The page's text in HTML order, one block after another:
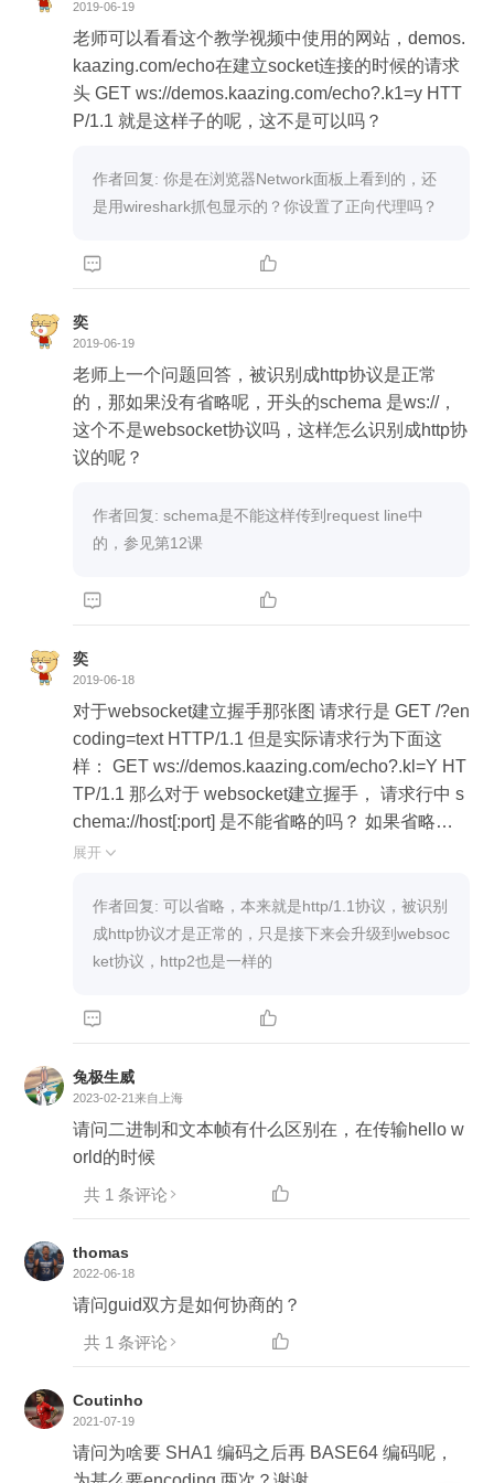

2019-06-19
老师可以看看这个教学视频中使用的网站，demos.
kaazing.com/echo在建立socket连接的时候的请求
头 GET ws://demos.kaazing.com/echo?.k1=y HTT
P/1.1 就是这样子的呢，这不是可以吗？
作者回复: 你是在浏览器Network面板上看到的，还
是用wireshark抓包显示的？你设置了正向代理吗？
 
奕
2019-06-19
老师上一个问题回答，被识别成http协议是正常
的，那如果没有省略呢，开头的schema 是ws://，
这个不是websocket协议吗，这样怎么识别成http协
议的呢？
作者回复: schema是不能这样传到request line中
的，参见第12课
 
奕
2019-06-18
对于websocket建立握手那张图 请求行是 GET /?en
coding=text HTTP/1.1 但是实际请求行为下面这
样： GET ws://demos.kaazing.com/echo?.kl=Y HT
TP/1.1 那么对于 websocket建立握手， 请求行中 s
chema://host[:port] 是不能省略的吗？ 如果省略会
被识别成 http 协议吗？
展开 
作者回复: 可以省略，本来就是http/1.1协议，被识别
成http协议才是正常的，只是接下来会升级到websoc
ket协议，http2也是一样的
 
兔极生威
2023-02-21来自上海
请问二进制和文本帧有什么区别在，在传输hello w
orld的时候
共 1 条评论

thomas
2022-06-18
请问guid双方是如何协商的？
共 1 条评论

Coutinho
2021-07-19
请问为啥要 SHA1 编码之后再 BASE64 编码呢，